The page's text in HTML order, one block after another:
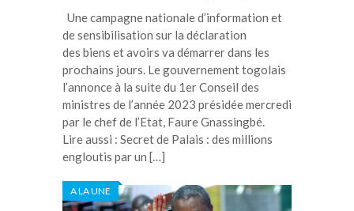
Une campagne nationale d’information et
de sensibilisation sur la déclaration
des biens et avoirs va démarrer dans les
prochains jours. Le gouvernement togolais
l’annonce à la suite du 1er Conseil des
ministres de l’année 2023 présidée mercredi
par le chef de l’Etat, Faure Gnassingbé.
Lire aussi : Secret de Palais : des millions
engloutis par un […]
A LA UNE